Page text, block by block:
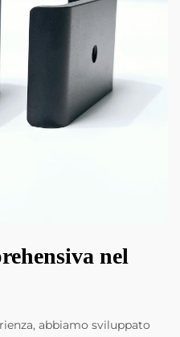
nel
abbiamo sviluppato